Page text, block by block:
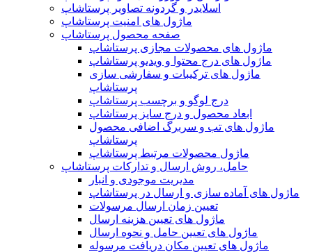
اسلایدر و گردونه تصاویر پرستاشاپ
ماژول های امنیت پرستاشاپ
صفحه محصول پرستاشاپ
ماژول های محصولات مجازی پرستاشاپ
ماژول های درج محتوا و ویدیو پرستاشاپ
ماژول های ترکیبات و سفارشی سازی
پرستاشاپ
درج لوگو و برچسب پرستاشاپ
ابعاد محصول و درج سایز پرستاشاپ
ماژول های تب و سربرگ اضافی محصول
پرستاشاپ
ماژول محصولات مرتبط پرستاشاپ
حامل، روش ارسال و تدارکات پرستاشاپ
مدیریت موجودی و انبار
ماژول های آماده سازی و ارسال در پرستاشاپ
تعیین زمان ارسال مرسولات
ماژول های تعیین هزینه ارسال
ماژول های تعیین حامل و نحوه ارسال
ماژول های تعیین مکان دریافت مرسوله